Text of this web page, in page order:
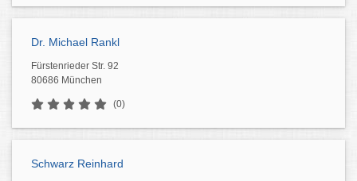
Dr. Michael Rankl
Fürstenrieder Str. 92
80686 München
(0)
Schwarz Reinhard